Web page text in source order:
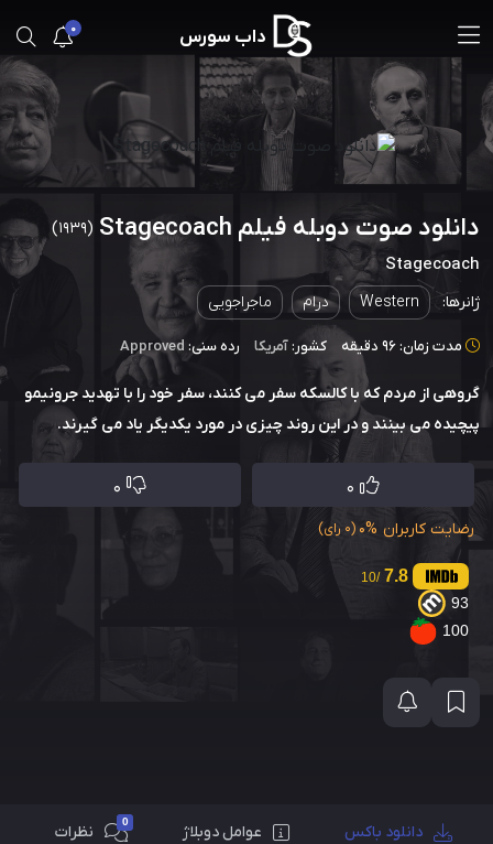
0 داب سورس
دانلود صوت دوبله فیلم Stagecoach (1939)
Stagecoach
ژانرها: Western درام ماجراجویی
مدت زمان: 96 دقیقه کشور:آمریکا رده سنی: Approved
گروهی از مردم که با کالسکه سفر می کنند، سفر خود را با تهدید جرونیمو
پیچیده می بینند و در این روند چیزی در مورد یکدیگر یاد می گیرند.
0
0
رضایت کاربران 0%(0 رای)
7.8
/10
93
100
دانلود باکس عوامل دوبلاژ 0 نظرات